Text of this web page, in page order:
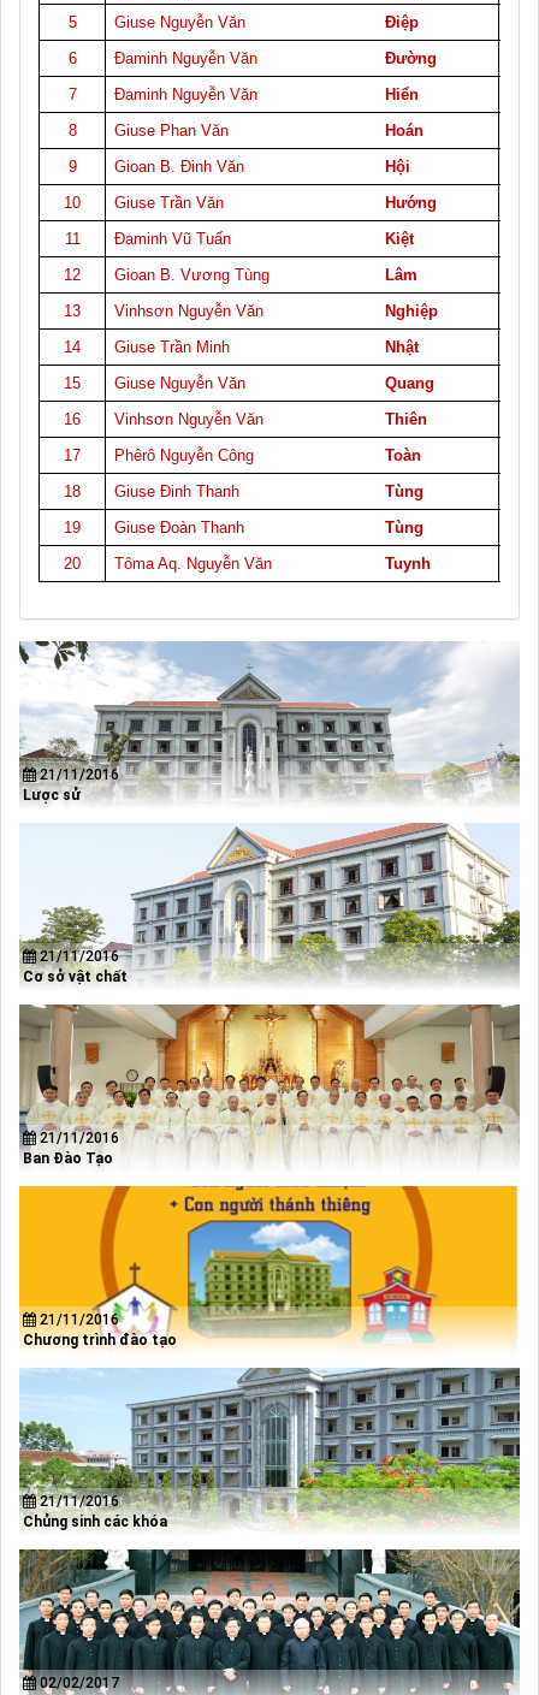
5
Giuse Nguyễn Văn
Điệp
6
Đaminh Nguyễn Văn
Đường
7
Đaminh Nguyễn Văn
Hiển
8
Giuse Phan Văn
Hoán
9
Gioan B. Đinh Văn
Hội
10
Giuse Trần Văn
Hướng
11
Đaminh Vũ Tuấn
Kiệt
12
Gioan B. Vương Tùng
Lâm
13
Vinhsơn Nguyễn Văn
Nghiệp
14
Giuse Trần Minh
Nhật
15
Giuse Nguyễn Văn
Quang
16
Vinhsơn Nguyễn Văn
Thiên
17
Phêrô Nguyễn Công
Toàn
18
Giuse Đinh Thanh
Tùng
19
Giuse Đoàn Thanh
Tùng
20
Tôma Aq. Nguyễn Văn Tuynh
21/11/2016
Lược sử
21/11/2016
Cơ sở vật chất
21/11/2016
Ban Đào Tạo
21/11/2016
Chương trình đào tạo
21/11/2016
Chủng sinh các khóa
02/02/2017